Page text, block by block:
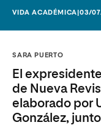
VIDA ACADÉMICA |03/
SARA PUERTO
El
de Nueva
elaborado por
González,